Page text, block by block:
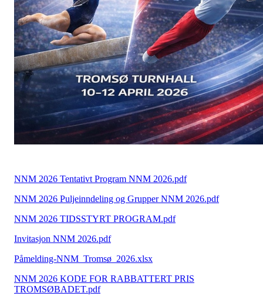
NNM 2026 Tentativt Program NNM 2026.pdf
NNM 2026 Puljeinndeling og Grupper NNM 2026.pdf
NNM 2026 TIDSSTYRT PROGRAM.pdf
Invitasjon NNM 2026.pdf
Påmelding-NNM_Tromsø_2026.xlsx
NNM 2026 KODE FOR RABBATTERT PRIS
TROMSØBADET.pdf